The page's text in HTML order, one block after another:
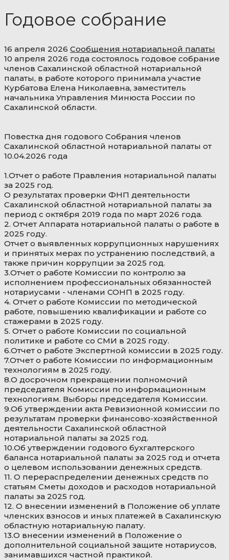
Годовое собрание
16 апреля 2026 Сообщения нотариальной палаты
10 апреля 2026 года состоялось годовое собрание
членов Сахалинской областной нотариальной
палаты, в работе которого принимала участие
Курбатова Елена Николаевна, заместитель
начальника Управления Минюста России по
Сахалинской области.
Повестка дня годового Собрания членов
Сахалинской областной нотариальной палаты от
10.04.2026 года
1.Отчет о работе Правления нотариальной палаты
за 2025 год.
О результатах проверки ФНП деятельности
Сахалинской областной нотариальной палаты за
период с октября 2019 года по март 2026 года.
2. Отчет Аппарата нотариальной палаты о работе в
2025 году.
Отчет о выявленных коррупционных нарушениях
и принятых мерах по устранению последствий, а
также причин коррупции за 2025 год.
3.Отчет о работе Комиссии по контролю за
исполнением профессиональных обязанностей
нотариусами - членами СОНП в 2025 году.
4. Отчет о работе Комиссии по методической
работе, повышению квалификации и работе со
стажерами в 2025 году.
5. Отчет о работе Комиссии по социальной
политике и работе со СМИ в 2025 году.
6.Отчет о работе Экспертной комиссии в 2025 году.
7.Отчет о работе Комиссии по информационным
технологиям в 2025 году.
8.О досрочном прекращении полномочий
председателя Комиссии по информационным
технологиям. Выборы председателя Комиссии.
9.Об утверждении акта Ревизионной комиссии по
результатам проверки финансово-хозяйственной
деятельности Сахалинской областной
нотариальной палаты за 2025 год.
10.Об утверждении годового бухгалтерского
баланса нотариальной палаты за 2025 год и отчета
о целевом использовании денежных средств.
11. О перераспределении денежных средств по
статьям Сметы доходов и расходов нотариальной
палаты за 2025 год.
12. О внесении изменений в Положение об уплате
членских взносов и иных платежей в Сахалинскую
областную нотариальную палату.
13.О внесении изменений в Положение о
дополнительной социальной защите нотариусов,
занимавшихся частной практикой.